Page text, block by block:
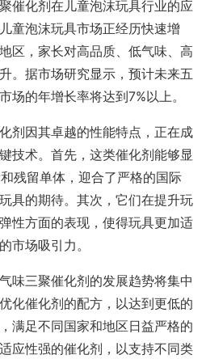
催化剂在儿童泡沫玩具行业的应
童泡沫玩具市场正经历快速增
区，家长对高品质、低气味、高
。据市场研究显示，预计未来五
场的年增长率将达到7%以上。
剂因其卓越的性能特点，正在成
技术。首先，这类催化剂能够显
残留单体，迎合了严格的国际
具的期待。其次，它们在提升玩
性方面的表现，使得玩具更加适
市场吸引力。
味三聚催化剂的发展趋势将集中
化催化剂的配方，以达到更低的
满足不同国家和地区日益严格的
应性强的催化剂，以支持不同类